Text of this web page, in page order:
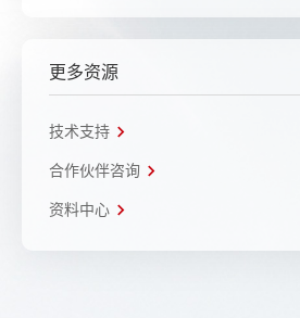
更多资源
技术支持
合作伙伴咨询
资料中心